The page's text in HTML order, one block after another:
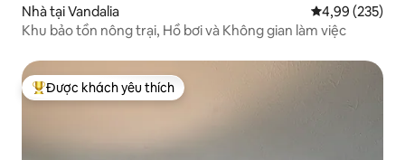
Nhà tại Vandalia Xếp hạng
4,99 (235)
Khu bảo tồn nông trại, Hồ bơi và Không gian làm việc
Được khách yêu thích nhất
Được khách yêu thích